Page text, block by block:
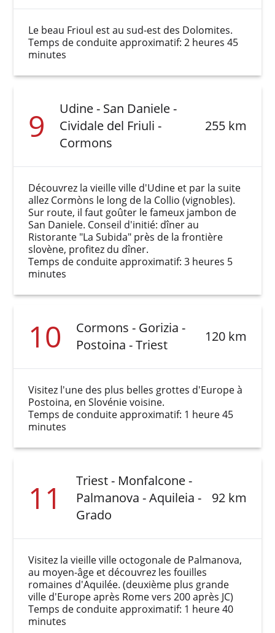
Le beau Frioul est au sud-est des Dolomites.
Temps de conduite approximatif: 2 heures 45
minutes
9
Udine - San Daniele -
Cividale del Friuli -
Cormons
255 km
Découvrez la vieille ville d'Udine et par la suite
allez Cormòns le long de la Collio (vignobles).
Sur route, il faut goûter le fameux jambon de
San Daniele. Conseil d'initié: dîner au
Ristorante "La Subida" près de la frontière
slovène, profitez du dîner.
Temps de conduite approximatif: 3 heures 5
minutes
10
Cormons - Gorizia -
Postoina - Triest
120 km
Visitez l'une des plus belles grottes d'Europe à
Postoina, en Slovénie voisine.
Temps de conduite approximatif: 1 heure 45
minutes
11
Triest - Monfalcone -
Palmanova - Aquileia -
Grado
92 km
Visitez la vieille ville octogonale de Palmanova,
au moyen-âge et découvrez les fouilles
romaines d'Aquilée. (deuxième plus grande
ville d'Europe après Rome vers 200 après JC)
Temps de conduite approximatif: 1 heure 40
minutes